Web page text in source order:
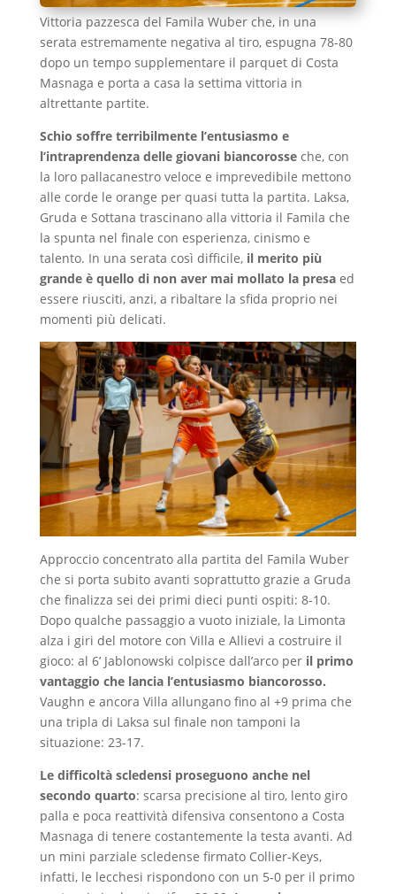
Vittoria pazzesca del Famila Wuber che, in una
serata estremamente negativa al tiro, espugna 78-80
dopo un tempo supplementare il parquet di Costa
Masnaga e porta a casa la settima vittoria in
altrettante partite.
Schio soffre terribilmente l’entusiasmo e
l’intraprendenza delle giovani biancorosseche, con
la loro pallacanestro veloce e imprevedibile mettono
alle corde le orange per quasi tutta la partita. Laksa,
Gruda e Sottana trascinano alla vittoria il Famila che
la spunta nel finale con esperienza, cinismo e
talento. In una serata così difficile, il merito più
grande è quello di non aver mai mollato la presaed
essere riusciti, anzi, a ribaltare la sfida proprio nei
momenti più delicati.
Approccio concentrato alla partita del Famila Wuber
che si porta subito avanti soprattutto grazie a Gruda
che finalizza sei dei primi dieci punti ospiti: 8-10.
Dopo qualche passaggio a vuoto iniziale, la Limonta
alza i giri del motore con Villa e Allievi a costruire il
gioco: al 6’ Jablonowski colpisce dall’arco per il primo
vantaggio che lancia l’entusiasmo biancorosso.
Vaughn e ancora Villa allungano fino al +9 prima che
una tripla di Laksa sul finale non tamponi la
situazione: 23-17.
Le difficoltà scledensi proseguono anche nel
secondo quarto: scarsa precisione al tiro, lento giro
palla e poca reattività difensiva consentono a Costa
Masnaga di tenere costantemente la testa avanti. Ad
un mini parziale scledense firmato Collier-Keys,
infatti, le lecchesi rispondono con un 5-0 per il primo